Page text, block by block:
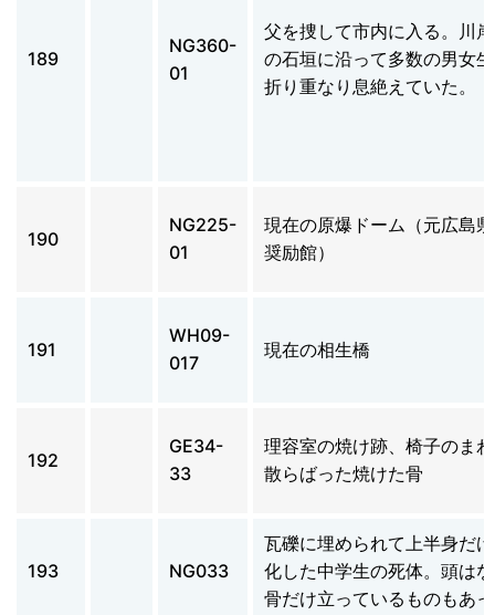
189
NG360-
01
父を捜して市内に入る。川
の石垣に沿って多数の男女
折り重なり息絶えていた。
190
NG225-
01
現在の原爆ドーム（元広島
奨励館）
191
WH09-
017
現在の相生橋
192
GE34-
33
理容室の焼け跡、椅子のま
散らばった焼けた骨
193 NG033
瓦礫に埋められて上半身だ
化した中学生の死体。頭は
骨だけ立っているものもあ